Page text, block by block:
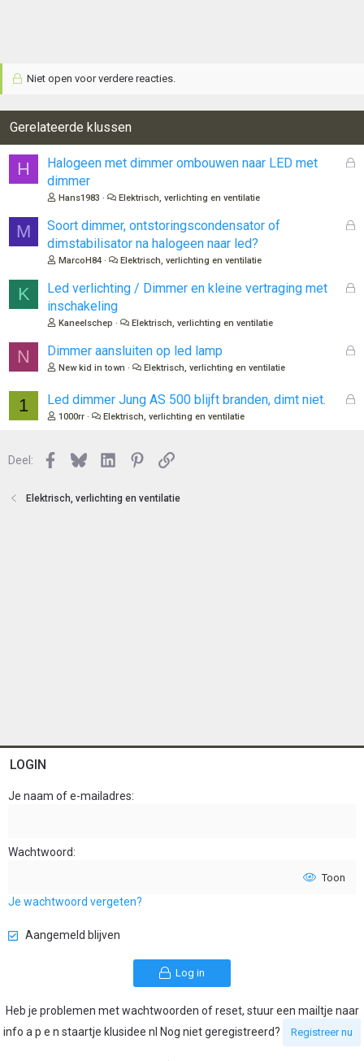
Niet open voor verdere reacties.
Gerelateerde klussen
H
G
o
Halogeen met dimmer ombouwen naar LED met
dimmer
Hans1983 Elektrisch, verlichting en ventilatie
M
G
o
Soort dimmer, ontstoringscondensator of
dimstabilisator na halogeen naar led?
MarcoH84 Elektrisch, verlichting en ventilatie
K
G
o
Led verlichting / Dimmer en kleine vertraging met
inschakeling
Kaneelschep Elektrisch, verlichting en ventilatie
N
G
Dimmer aansluiten op led lamp
New kid in town Elektrisch, verlichting en ventilatie
1
G
Led dimmer Jung AS 500 blijft branden, dimt niet.
1000rr Elektrisch, verlichting en ventilatie
Deel: Facebook
BlueskyLinkedInPinterest
Link
Elektrisch, verlichting en ventilatie
LOGIN
Je naam of e-mailadres
Wachtwoord
Toon
Je wachtwoord vergeten?
Aangemeld blijven
Log in
Heb je problemen met wachtwoorden of reset, stuur een mailtje naar
info a p e n staartje klusidee nl Nog niet geregistreerd?
Registreer nu